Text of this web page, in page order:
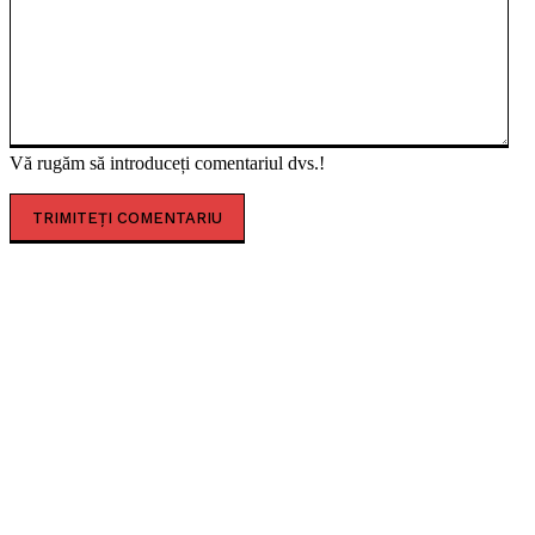
Vă rugăm să introduceți comentariul dvs.!